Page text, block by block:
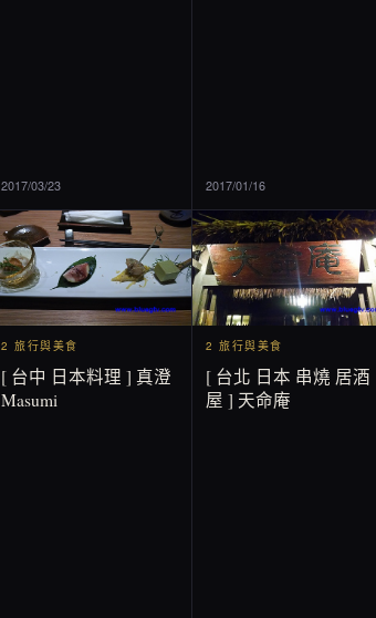
2017/03/23 2017/01/16
2 旅行與美食
[ 台中 日本料理 ] 真澄
Masumi
2 旅行與美食
[ 台北 日本 串燒 居酒
屋 ] 天命庵